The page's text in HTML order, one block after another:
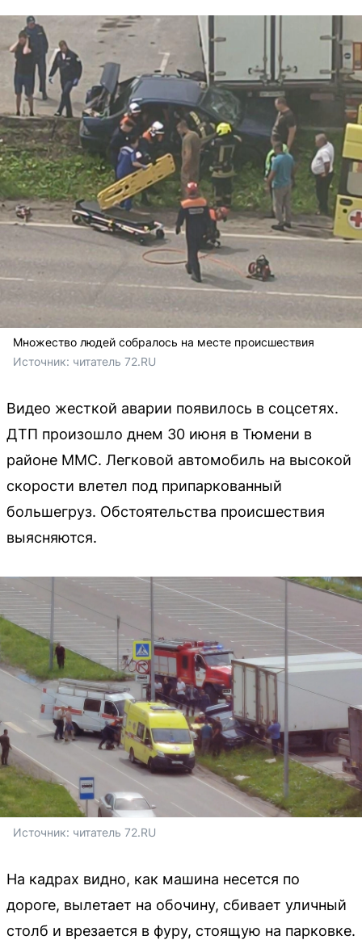
Множество людей собралось на месте происшествия
Источник: читатель 72.RU
Видео жесткой аварии появилось в соцсетях.
ДТП произошло днем 30 июня в Тюмени в
районе ММС. Легковой автомобиль на высокой
скорости влетел под припаркованный
большегруз. Обстоятельства происшествия
выясняются.
Источник: читатель 72.RU
На кадрах видно, как машина несется по
дороге, вылетает на обочину, сбивает уличный
столб и врезается в фуру, стоящую на парковке.